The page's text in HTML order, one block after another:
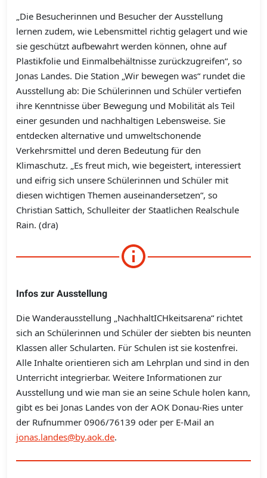
„Die Besucherinnen und Besucher der Ausstellung
lernen zudem, wie Lebensmittel richtig gelagert und wie
sie geschützt aufbewahrt werden können, ohne auf
Plastikfolie und Einmalbehältnisse zurückzugreifen“, so
Jonas Landes. Die Station „Wir bewegen was“ rundet die
Ausstellung ab: Die Schülerinnen und Schüler vertiefen
ihre Kenntnisse über Bewegung und Mobilität als Teil
einer gesunden und nachhaltigen Lebensweise. Sie
entdecken alternative und umweltschonende
Verkehrsmittel und deren Bedeutung für den
Klimaschutz. „Es freut mich, wie begeistert, interessiert
und eifrig sich unsere Schülerinnen und Schüler mit
diesen wichtigen Themen auseinandersetzen“, so
Christian Sattich, Schulleiter der Staatlichen Realschule
Rain. (dra)
Infos zur Ausstellung
Die Wanderausstellung „NachhaltICHkeitsarena“ richtet
sich an Schülerinnen und Schüler der siebten bis neunten
Klassen aller Schularten. Für Schulen ist sie kostenfrei.
Alle Inhalte orientieren sich am Lehrplan und sind in den
Unterricht integrierbar. Weitere Informationen zur
Ausstellung und wie man sie an seine Schule holen kann,
gibt es bei Jonas Landes von der AOK Donau-Ries unter
der Rufnummer 0906/76139 oder per E-Mail an
jonas.landes@by.aok.de.